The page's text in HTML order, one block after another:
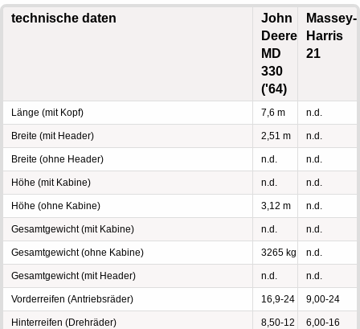
technische daten
John
Deere
MD
330
('64)
Massey-
Harris
21
Länge (mit Kopf) 7,6 m n.d.
Breite (mit Header) 2,51 m n.d.
Breite (ohne Header) n.d. n.d.
Höhe (mit Kabine) n.d. n.d.
Höhe (ohne Kabine) 3,12 m n.d.
Gesamtgewicht (mit Kabine) n.d. n.d.
Gesamtgewicht (ohne Kabine) 3265 kg n.d.
Gesamtgewicht (mit Header) n.d. n.d.
Vorderreifen (Antriebsräder) 16,9-24 9,00-24
Hinterreifen (Drehräder) 8,50-12 6,00-16